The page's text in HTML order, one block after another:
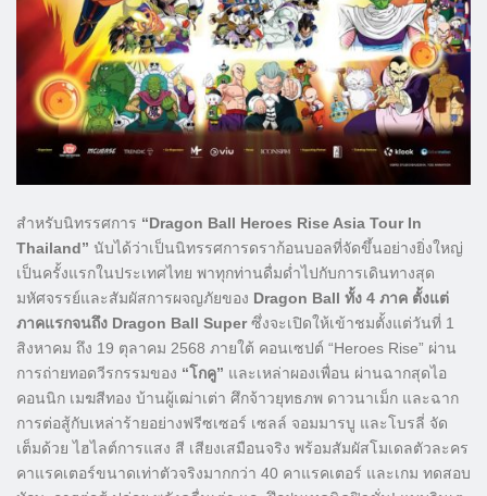
สำหรับนิทรรศการ “Dragon Ball Heroes Rise Asia Tour In
Thailand” นับได้ว่าเป็นนิทรรศการดราก้อนบอลที่จัดขึ้นอย่างยิ่งใหญ่
เป็นครั้งแรกในประเทศไทย พาทุกท่านดื่มด่ำไปกับการเดินทางสุด
มหัศจรรย์และสัมผัสการผจญภัยของ Dragon Ball ทั้ง 4 ภาค ตั้งแต่
ภาคแรกจนถึง Dragon Ball Superซึ่งจะเปิดให้เข้าชมตั้งแต่วันที่ 1
สิงหาคม ถึง 19 ตุลาคม 2568 ภายใต้ คอนเซปต์ “Heroes Rise” ผ่าน
การถ่ายทอดวีรกรรมของ “โกคู” และเหล่าผองเพื่อน ผ่านฉากสุดไอ
คอนนิก เมฆสีทอง บ้านผู้เฒ่าเต่า ศึกจ้าวยุทธภพ ดาวนาเม็ก และฉาก
การต่อสู้กับเหล่าร้ายอย่างฟรีซเซอร์ เซลล์ จอมมารบู และโบรลี่ จัด
เต็มด้วย ไฮไลต์การแสง สี เสียงเสมือนจริง พร้อมสัมผัสโมเดลตัวละคร
คาแรคเตอร์ขนาดเท่าตัวจริงมากกว่า 40 คาแรคเตอร์ และเกม ทดสอบ